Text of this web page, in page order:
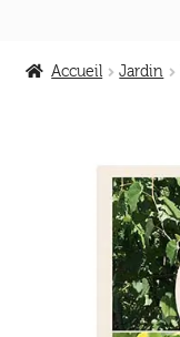
Les ouvrages
Accueil Jardin